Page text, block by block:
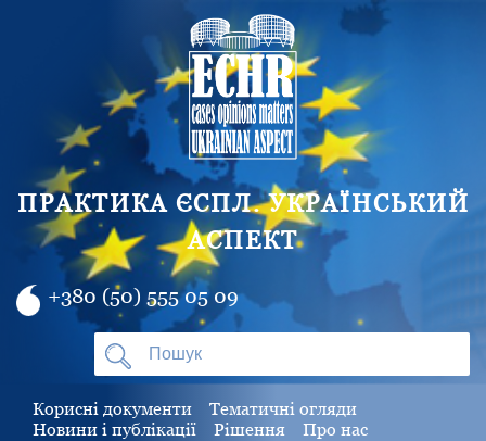
ПРАКТИКА ЄСПЛ. УКРАЇНСЬКИЙ
АСПЕКТ
+380 (50) 555 05 09
Корисні документи
Тематичні огляди
Новини і публікації
Рішення Про нас